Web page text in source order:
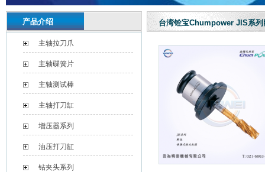
台湾铨宝Chumpower JIS系列
产品介绍
主轴拉刀爪
主轴碟簧片
主轴测试棒
主轴打刀缸
增压器系列
油压打刀缸
钻夹头系列